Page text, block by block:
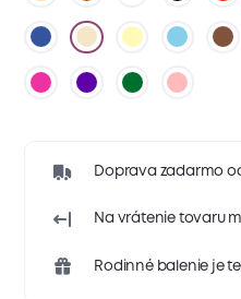
Doprava zadarmo
Na vrátenie tovaru
Rodinné balenie je